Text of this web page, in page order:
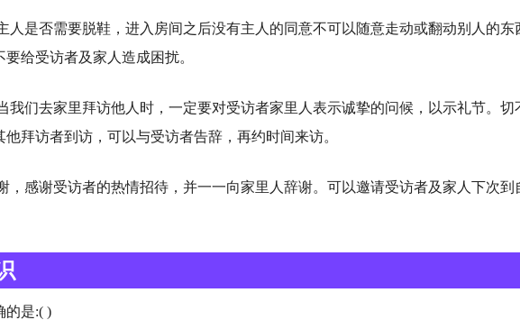
人是否需要脱鞋，进入房间之后没有主人的同意不可以随意走动或翻动别人的东
给受访者及家人造成困扰。
我们去家里拜访他人时，一定要对受访者家里人表示诚挚的问候，以示礼节。切
拜访者到访，可以与受访者告辞，再约时间来访。
，感谢受访者的热情招待，并一一向家里人辞谢。可以邀请受访者及家人下次到
的是:( )